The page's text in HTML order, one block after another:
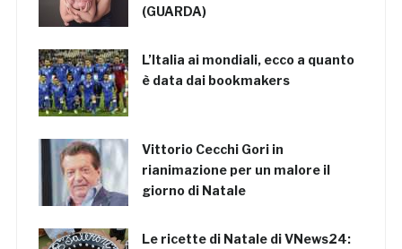
(GUARDA)
L’Italia ai mondiali, ecco a quanto
è data dai bookmakers
Vittorio Cecchi Gori in
rianimazione per un malore il
giorno di Natale
Le ricette di Natale di VNews24: